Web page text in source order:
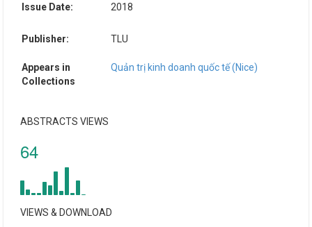
Issue Date: 2018
Publisher: TLU
Appears in
Collections
Quản trị kinh doanh quốc tế (Nice)
ABSTRACTS VIEWS
64
VIEWS & DOWNLOAD